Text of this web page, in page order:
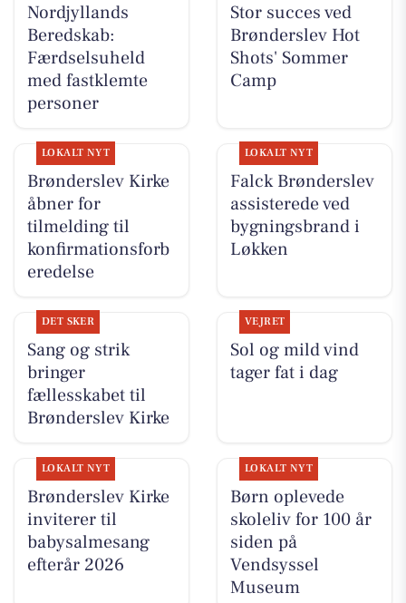
Nordjyllands
Beredskab:
Færdselsuheld
med fastklemte
personer
Stor succes ved
Brønderslev Hot
Shots' Sommer
Camp
LOKALT NYT
Brønderslev Kirke
åbner for
tilmelding til
konfirmationsforb
eredelse
LOKALT NYT
Falck Brønderslev
assisterede ved
bygningsbrand i
Løkken
DET SKER
Sang og strik
bringer
fællesskabet til
Brønderslev Kirke
VEJRET
Sol og mild vind
tager fat i dag
LOKALT NYT
Brønderslev Kirke
inviterer til
babysalmesang
efterår 2026
LOKALT NYT
Børn oplevede
skoleliv for 100 år
siden på
Vendsyssel
Museum